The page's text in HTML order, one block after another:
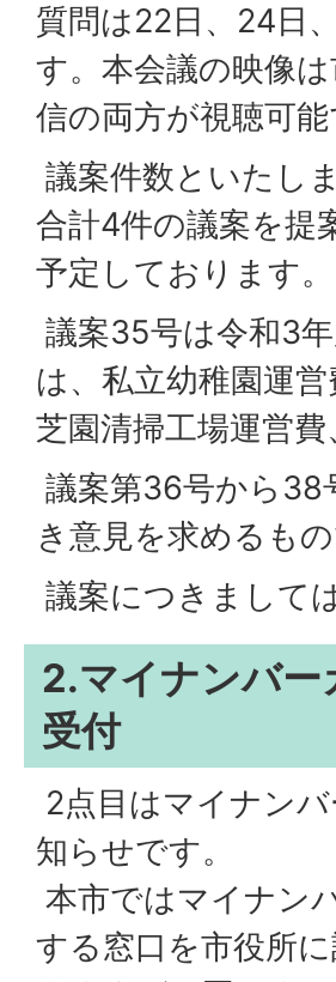
質問は22日、24日
す。本会議の映像
信の両方が視聴可能
議案件数といたし
合計4件の議案を提
予定しております。
議案35号は令和3
は、私立幼稚園運
芝園清掃工場運営
議案第36号から38
き意見を求めるも
議案につきまして
2.マイナンバー
受付
2点目はマイナン
知らせです。
本市ではマイナン
する窓口を市役所